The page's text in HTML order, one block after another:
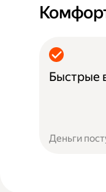
Быстрые
Деньги